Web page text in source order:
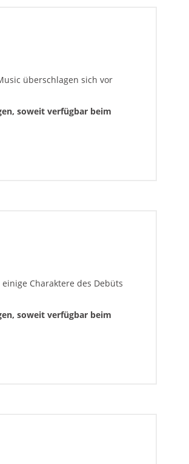
überschlagen sich vor
soweit verfügbar beim
Charaktere des Debüts
soweit verfügbar beim